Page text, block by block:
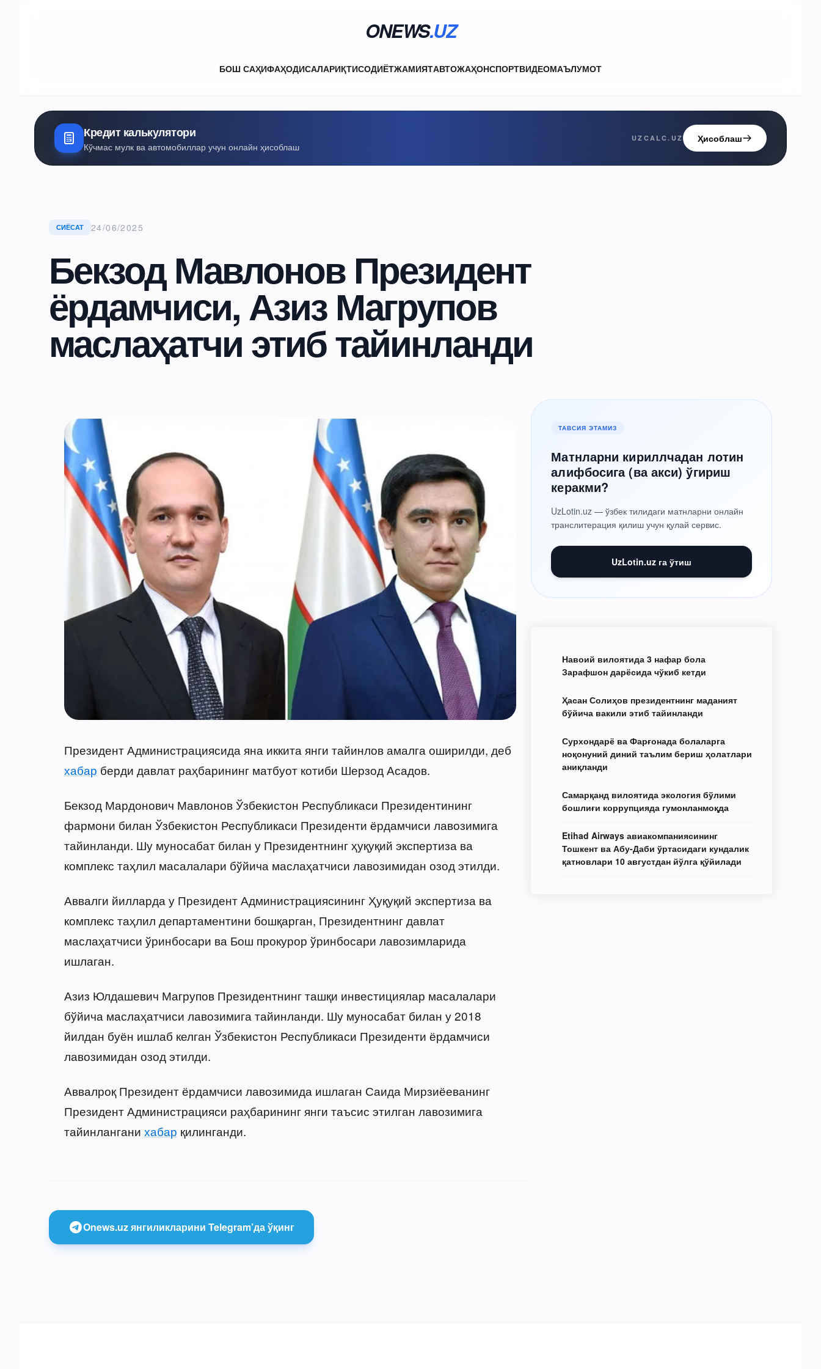
ONEWS.UZ
БОШ САҲИФАҲОДИСАЛАРИҚТИСОДИЁТЖАМИЯТАВТОЖАҲОНСПОРТВИДЕОМАЪЛУМОТ
Кредит калькулятори
Кўчмас мулк ва автомобиллар учун онлайн ҳисоблаш
UZCALC.UZ Ҳисоблаш
СИЁСАТ 24/06/2025
Бекзод Мавлонов Президент
ёрдамчиси, Азиз Магрупов
маслаҳатчи этиб тайинланди
Президент Администрациясида яна иккита янги тайинлов амалга оширилди, деб
хабар берди давлат раҳбарининг матбуот котиби Шерзод Асадов.
Бекзод Мардонович Мавлонов Ўзбекистон Республикаси Президентининг
фармони билан Ўзбекистон Республикаси Президенти ёрдамчиси лавозимига
тайинланди. Шу муносабат билан у Президентнинг ҳуқуқий экспертиза ва
комплекс таҳлил масалалари бўйича маслаҳатчиси лавозимидан озод этилди.
Аввалги йилларда у Президент Администрациясининг Ҳуқуқий экспертиза ва
комплекс таҳлил департаментини бошқарган, Президентнинг давлат
маслаҳатчиси ўринбосари ва Бош прокурор ўринбосари лавозимларида
ишлаган.
Азиз Юлдашевич Магрупов Президентнинг ташқи инвестициялар масалалари
бўйича маслаҳатчиси лавозимига тайинланди. Шу муносабат билан у 2018
йилдан буён ишлаб келган Ўзбекистон Республикаси Президенти ёрдамчиси
лавозимидан озод этилди.
Аввалроқ Президент ёрдамчиси лавозимида ишлаган Саида Мирзиёеванинг
Президент Администрацияси раҳбарининг янги таъсис этилган лавозимига
тайинлангани хабар қилинганди.
Onews.uz янгиликларини Telegram’да ўқинг
ТАВСИЯ ЭТАМИЗ
Матнларни кириллчадан лотин
алифбосига (ва акси) ўгириш
керакми?
UzLotin.uz — ўзбек тилидаги матнларни онлайн
транслитерация қилиш учун қулай сервис.
UzLotin.uz га ўтиш
Навоий вилоятида 3 нафар бола
Зарафшон дарёсида чўкиб кетди
Ҳасан Солиҳов президентнинг маданият
бўйича вакили этиб тайинланди
Сурхондарё ва Фарғонада болаларга
ноқонуний диний таълим бериш ҳолатлари
аниқланди
Самарқанд вилоятида экология бўлими
бошлиғи коррупцияда гумонланмоқда
Etihad Airways авиакомпаниясининг
Тошкент ва Абу-Даби ўртасидаги кундалик
қатновлари 10 августдан йўлга қўйилади